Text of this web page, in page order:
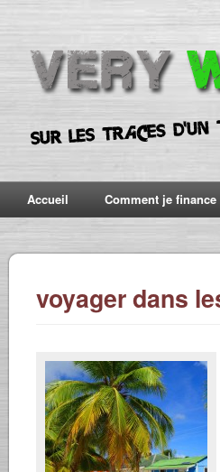
Accueil Comment je
voyager dans